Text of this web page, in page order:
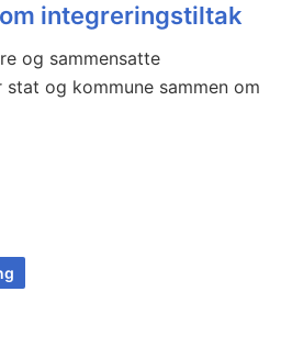
integreringstiltak
og sammensatte
og kommune sammen om